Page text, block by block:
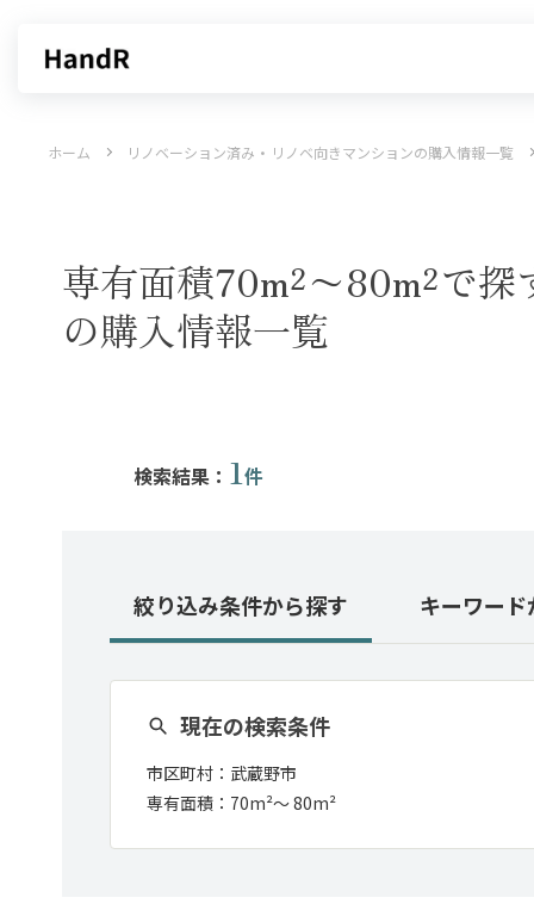
ホーム リノベーション済み・リノベ向きマンションの購入情報一覧
専有面積70m²〜80m²で
の購入情報一覧
検索結果： 1件
絞り込み条件から探す キーワード
現在の検索条件
市区町村： 武蔵野市
専有面積： 70m²〜80m²